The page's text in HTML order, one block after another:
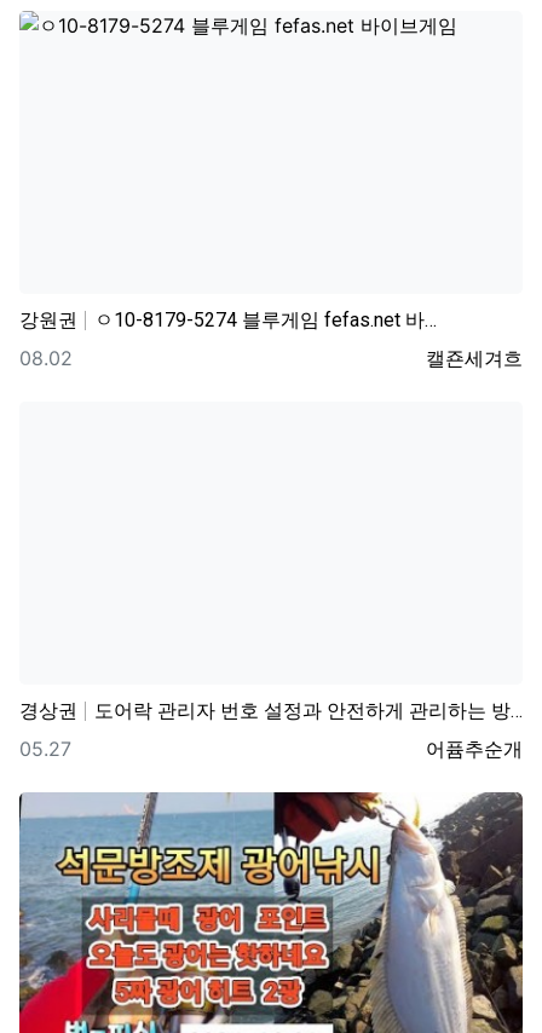
강원권 ㅇ10-8179-5274 블루게임 fefas.net 바…
등록자
캘죤세겨흐
등록일
08.02
경상권 도어락 관리자 번호 설정과 안전하게 관리하는 방법
등록자
어퓸추순개
등록일
05.27